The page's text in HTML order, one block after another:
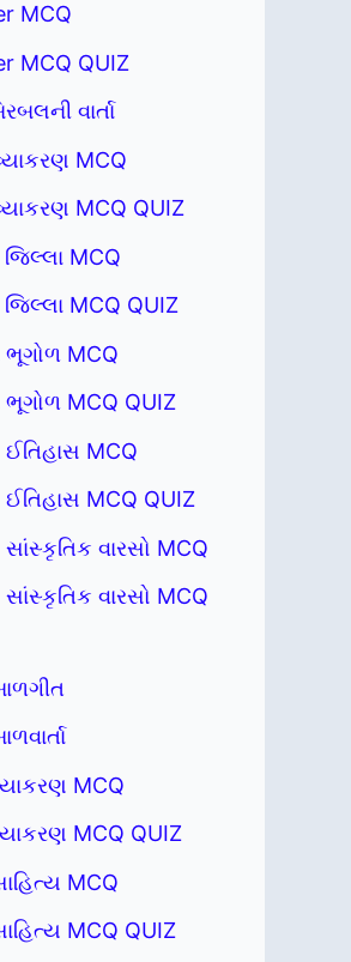
MCQ
MCQ QUIZ
વાર્તા
MCQ
MCQ QUIZ
MCQ
MCQ QUIZ
ભૂગોળ MCQ
ભૂગોળ MCQ QUIZ
MCQ
MCQ QUIZ
વારસો MCQ
વારસો MCQ
MCQ
MCQ QUIZ
MCQ
MCQ QUIZ